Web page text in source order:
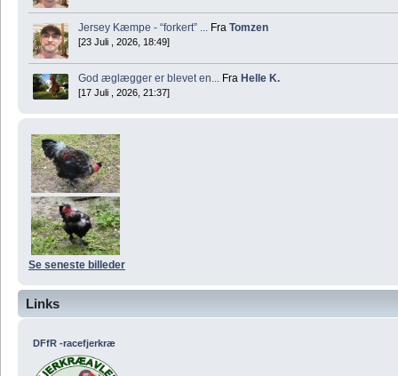
Jersey Kæmpe - “forkert” ... Fra Tomzen
[23 Juli , 2026, 18:49]
God æglægger er blevet en... Fra Helle K.
[17 Juli , 2026, 21:37]
Se seneste billeder
Links
DFfR -racefjerkræ